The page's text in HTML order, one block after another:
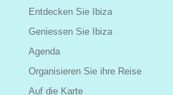
Entdecken Sie Ibiza
Geniessen Sie Ibiza
Agenda
Organisieren Sie ihre Reise
Auf die Karte